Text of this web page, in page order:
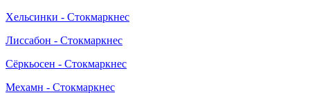
Хельсинки - Стокмаркнес
Лиссабон - Стокмаркнес
Сёркьосен - Стокмаркнес
Мехамн - Стокмаркнес